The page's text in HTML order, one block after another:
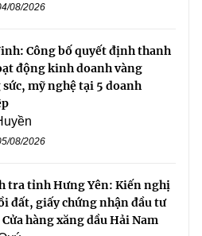
08/2026
Công bố quyết định thanh
động kinh doanh vàng
mỹ nghệ tại 5 doanh
08/2026
tra tỉnh Hưng Yên: Kiến nghị
đất, giấy chứng nhận đầu tư
hàng xăng dầu Hải Nam